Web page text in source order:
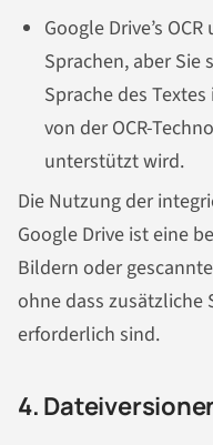
Google Drive’s
Sprachen, aber
Sprache des
von der OCR-
unterstützt wird.
Die Nutzung der
Google Drive ist eine
Bildern oder
ohne dass zusätzliche
erforderlich sind.
4.